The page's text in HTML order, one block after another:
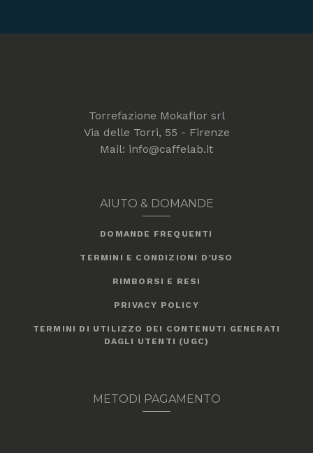
Torrefazione Mokaflor srl
Via delle Torri, 55 - Firenze
Mail: info@caffelab.it
AIUTO & DOMANDE
DOMANDE FREQUENTI
TERMINI E CONDIZIONI D'USO
RIMBORSI E RESI
PRIVACY POLICY
TERMINI DI UTILIZZO DEI CONTENUTI GENERATI
DAGLI UTENTI (UGC)
METODI PAGAMENTO